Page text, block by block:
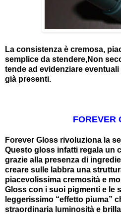
La consistenza è cremosa,
semplice da stendere,Non
tende ad evidenziare
già presenti.
FOREVER
Forever Gloss rivoluziona la
Questo gloss infatti regala un
grazie alla presenza di
creare sulle labbra una
piacevolissima cremosità e
Gloss con i suoi pigmenti e le
leggerissimo “effetto piuma”
straordinaria luminosità e